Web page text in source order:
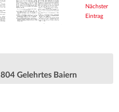
Nächster
Eintrag
Gelehrtes Baiern